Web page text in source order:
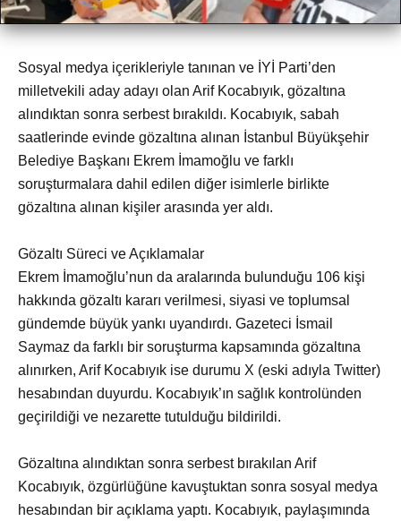
Sosyal medya içerikleriyle tanınan ve İYİ Parti’den
milletvekili aday adayı olan Arif Kocabıyık, gözaltına
alındıktan sonra serbest bırakıldı. Kocabıyık, sabah
saatlerinde evinde gözaltına alınan İstanbul Büyükşehir
Belediye Başkanı Ekrem İmamoğlu ve farklı
soruşturmalara dahil edilen diğer isimlerle birlikte
gözaltına alınan kişiler arasında yer aldı.
Gözaltı Süreci ve Açıklamalar
Ekrem İmamoğlu’nun da aralarında bulunduğu 106 kişi
hakkında gözaltı kararı verilmesi, siyasi ve toplumsal
gündemde büyük yankı uyandırdı. Gazeteci İsmail
Saymaz da farklı bir soruşturma kapsamında gözaltına
alınırken, Arif Kocabıyık ise durumu X (eski adıyla Twitter)
hesabından duyurdu. Kocabıyık’ın sağlık kontrolünden
geçirildiği ve nezarette tutulduğu bildirildi.
Gözaltına alındıktan sonra serbest bırakılan Arif
Kocabıyık, özgürlüğüne kavuştuktan sonra sosyal medya
hesabından bir açıklama yaptı. Kocabıyık, paylaşımında